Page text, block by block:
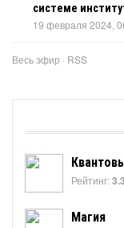
системе
19 февраля 2024,
Весь эфир · RSS
Рейтинг:
Магия